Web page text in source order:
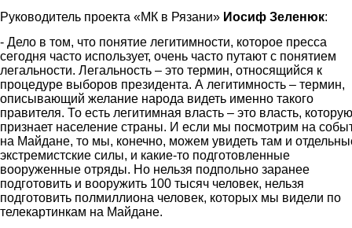
Руководитель проекта «МК в Рязани» Иосиф Зеленюк:
- Дело в том, что понятие легитимности, которое пресса
сегодня часто использует, очень часто путают с понятием
легальности. Легальность – это термин, относящийся к
процедуре выборов президента. А легитимность – термин,
описывающий желание народа видеть именно такого
правителя. То есть легитимная власть – это власть, которую
признает население страны. И если мы посмотрим на
на Майдане, то мы, конечно, можем увидеть там и
экстремистские силы, и какие-то подготовленные
вооруженные отряды. Но нельзя подпольно заранее
подготовить и вооружить 100 тысяч человек, нельзя
подготовить полмиллиона человек, которых мы видели по
телекартинкам на Майдане.